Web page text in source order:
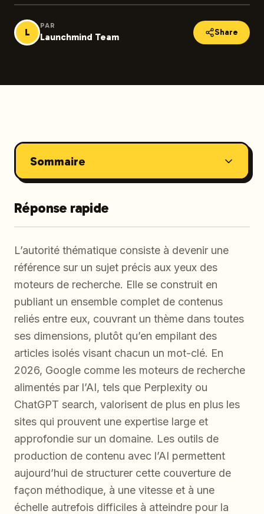
L
PAR
Launchmind Team Share
Sommaire
Réponse rapide
L’autorité thématique consiste à devenir une
référence sur un sujet précis aux yeux des
moteurs de recherche. Elle se construit en
publiant un ensemble complet de contenus
reliés entre eux, couvrant un thème dans toutes
ses dimensions, plutôt qu’en empilant des
articles isolés visant chacun un mot-clé. En
2026, Google comme les moteurs de recherche
alimentés par l’AI, tels que Perplexity ou
ChatGPT search, valorisent de plus en plus les
sites qui prouvent une expertise large et
approfondie sur un domaine. Les outils de
production de contenu avec l’AI permettent
aujourd’hui de structurer cette couverture de
façon méthodique, à une vitesse et à une
échelle autrefois difficiles à atteindre pour la